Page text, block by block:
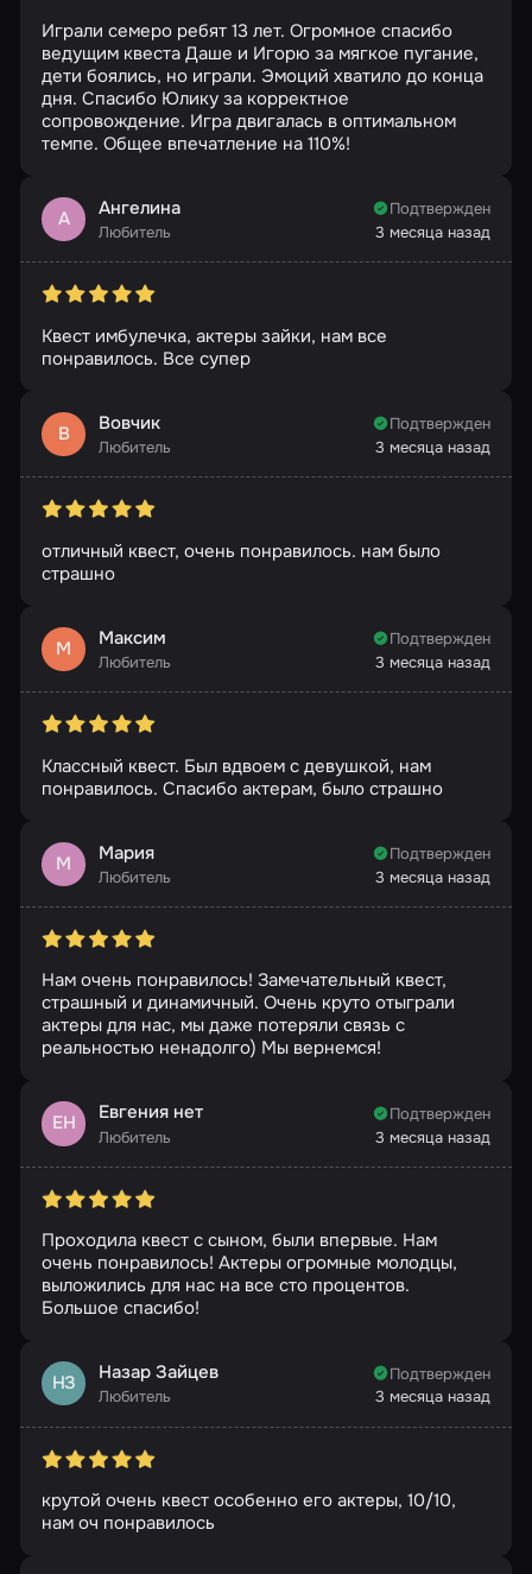
Играли семеро ребят 13 лет. Огромное спасибо
ведущим квеста Даше и Игорю за мягкое пугание,
дети боялись, но играли. Эмоций хватило до конца
дня. Спасибо Юлику за корректное
сопровождение. Игра двигалась в оптимальном
темпе. Общее впечатление на 110%!
А Ангелина
Любитель
Подтвержден
3 месяца назад
Квест имбулечка, актеры зайки, нам все
понравилось. Все супер
В Вовчик
Любитель
Подтвержден
3 месяца назад
отличный квест, очень понравилось. нам было
страшно
М Максим
Любитель
Подтвержден
3 месяца назад
Классный квест. Был вдвоем с девушкой, нам
понравилось. Спасибо актерам, было страшно
М Мария
Любитель
Подтвержден
3 месяца назад
Нам очень понравилось! Замечательный квест,
страшный и динамичный. Очень круто отыграли
актеры для нас, мы даже потеряли связь с
реальностью ненадолго) Мы вернемся!
ЕН Евгения нет
Любитель
Подтвержден
3 месяца назад
Проходила квест с сыном, были впервые. Нам
очень понравилось! Актеры огромные молодцы,
выложились для нас на все сто процентов.
Большое спасибо!
НЗ Назар Зайцев
Любитель
Подтвержден
3 месяца назад
крутой очень квест особенно его актеры, 10/10,
нам оч понравилось